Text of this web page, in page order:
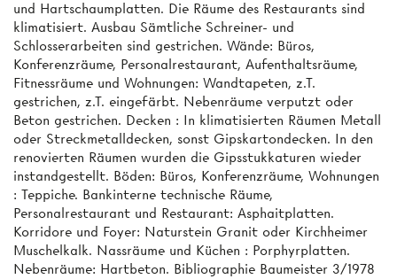
und Hartschaumplatten. Die Räume des Restaurants sind
klimatisiert. Ausbau Sämtliche Schreiner- und
Schlosserarbeiten sind gestrichen. Wände: Büros,
Konferenzräume, Personalrestaurant, Aufenthaltsräume,
Fitnessräume und Wohnungen: Wandtapeten, z.T.
gestrichen, z.T. eingefärbt. Nebenräume verputzt oder
Beton gestrichen. Decken : In klimatisierten Räumen Metall
oder Streckmetalldecken, sonst Gipskartondecken. In den
renovierten Räumen wurden die Gipsstukkaturen wieder
instandgestellt. Böden: Büros, Konferenzräume, Wohnungen
: Teppiche. Bankinterne technische Räume,
Personalrestaurant und Restaurant: Asphaitplatten.
Korridore und Foyer: Naturstein Granit oder Kirchheimer
Muschelkalk. Nassräume und Küchen : Porphyrplatten.
Nebenräume: Hartbeton. Bibliographie Baumeister 3/1978